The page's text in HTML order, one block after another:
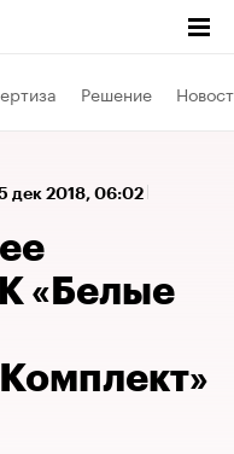
Решение
дек 2018, 06:02
«Белые